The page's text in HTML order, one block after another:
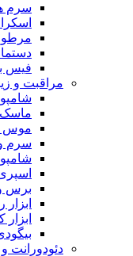
سرم
فیس
مراقبت و
شامپو
موس
سرم
برس
دئودورانت